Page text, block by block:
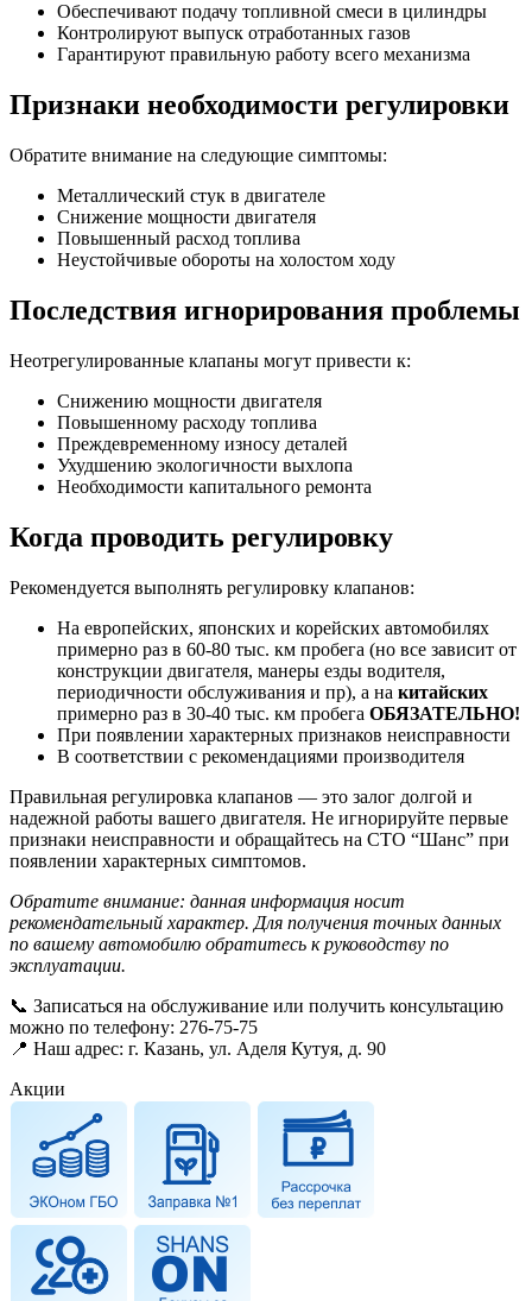
Обеспечивают подачу топливной смеси в цилиндры
Контролируют выпуск отработанных газов
Гарантируют правильную работу всего механизма
Признаки необходимости регулировки
Обратите внимание на следующие симптомы:
Металлический стук в двигателе
Снижение мощности двигателя
Повышенный расход топлива
Неустойчивые обороты на холостом ходу
Последствия игнорирования проблемы
Неотрегулированные клапаны могут привести к:
Снижению мощности двигателя
Повышенному расходу топлива
Преждевременному износу деталей
Ухудшению экологичности выхлопа
Необходимости капитального ремонта
Когда проводить регулировку
Рекомендуется выполнять регулировку клапанов:
На европейских, японских и корейских автомобилях
примерно раз в 60-80 тыс. км пробега (но все зависит от
конструкции двигателя, манеры езды водителя,
периодичности обслуживания и пр), а на китайских
примерно раз в 30-40 тыс. км пробега ОБЯЗАТЕЛЬНО!
При появлении характерных признаков неисправности
В соответствии с рекомендациями производителя
Правильная регулировка клапанов — это залог долгой и
надежной работы вашего двигателя. Не игнорируйте первые
признаки неисправности и обращайтесь на СТО “Шанс” при
появлении характерных симптомов.
Обратите внимание: данная информация носит
рекомендательный характер. Для получения точных данных
по вашему автомобилю обратитесь к руководству по
эксплуатации.
📞 Записаться на обслуживание или получить консультацию
можно по телефону: 276-75-75
📍 Наш адрес: г. Казань, ул. Аделя Кутуя, д. 90
Акции